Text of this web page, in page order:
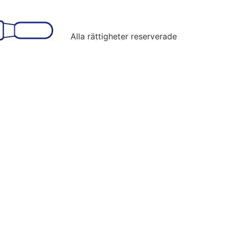
Alla rättigheter reserverade